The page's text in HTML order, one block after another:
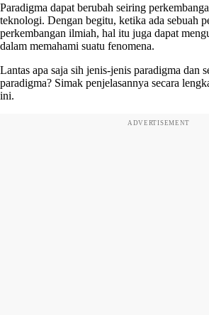
Paradigma dapat berubah seiring
teknologi. Dengan begitu, ketika ada sebuah
perkembangan ilmiah, hal itu juga dapat
dalam memahami suatu fenomena.
Lantas apa saja sih jenis-jenis paradigma dan
paradigma? Simak penjelasannya secara
ini.
ADVERTISEMENT